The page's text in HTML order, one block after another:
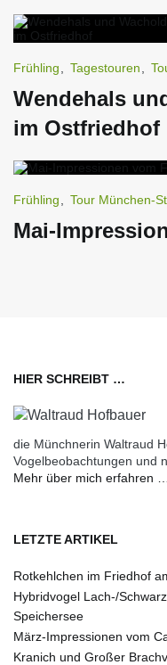
Frühling Tagestouren
Wendehals
im Ostfriedhof
Frühling Tour München-
Mai-
HIER SCHREIBT …
die Münchnerin Waltraud
Vogelbeobachtungen und
Mehr über mich erfahren …
LETZTE ARTIKEL
Rotkehlchen im Friedhof
Hybridvogel Lach-/
Speichersee
März-Impressionen vom
Kranich und Großer